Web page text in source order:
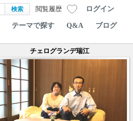
閲覧履歴 ログイン
テーマで探す Q&A ブログ
チェログランデ瑞江